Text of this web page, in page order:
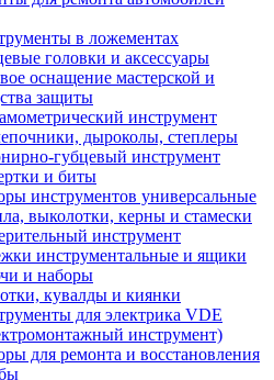
в ложементах
головки и аксессуары
оснащение мастерской и
защиты
инструмент
дыроколы, степлеры
губцевый инструмент
и биты
инструментов универсальные
выколотки, керны и стамески
инструмент
инструментальные и ящики
и наборы
кувалды и киянки
для электрика VDE
инструмент)
для ремонта и восстановления